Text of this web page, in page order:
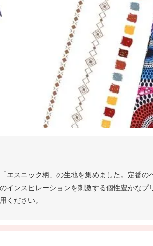
エスニック柄」の生地を集めました。定番
インスピレーションを刺激する個性豊かな
ください。